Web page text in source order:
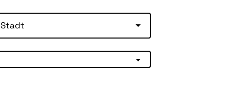
Stadt